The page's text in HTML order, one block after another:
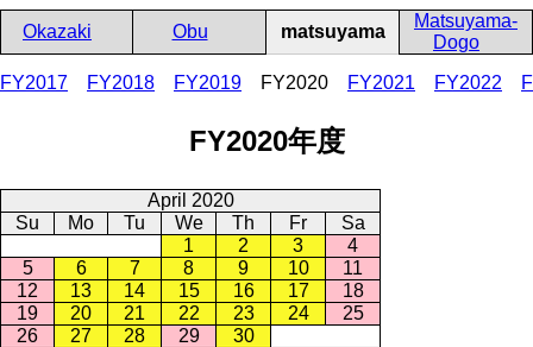
Okazaki Obu matsuyama
Matsuyama-
Dogo
FY2017
FY2018 FY2019 FY2020 FY2021 FY2022
FY2020年度
April 2020
Su
Mo Tu We Th Fr
Sa
1
2 3
4
5
6 7 8 9 10
11
12
13 14 15 16 17
18
19
20 21 22 23 24
25
26
27 28 29 30